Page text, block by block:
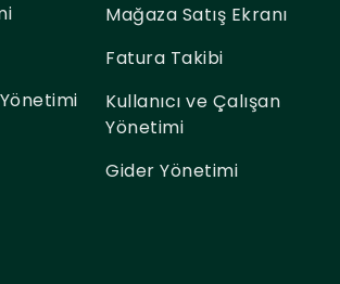
Mağaza Satış Ekranı
Fatura Takibi
Kullanıcı ve Çalışan
Yönetimi
Gider Yönetimi